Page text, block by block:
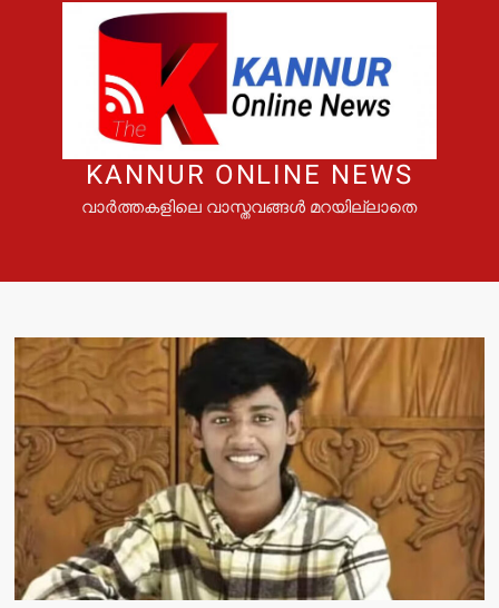
KANNUR ONLINE NEWS
വാർത്തകളിലെ വാസ്തവങ്ങൾ മറയില്ലാതെ